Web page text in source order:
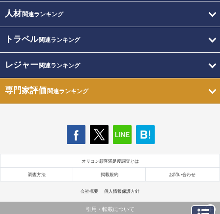
人材関連ランキング
トラベル関連ランキング
レジャー関連ランキング
専門家評価関連ランキング
オリコン顧客満足度調査とは
調査方法 掲載規約 お問い合わせ
会社概要 個人情報保護方針
引用・転載について